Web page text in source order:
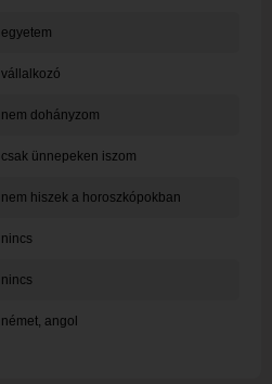
egyetem
vállalkozó
nem dohányzom
csak ünnepeken iszom
nem hiszek a horoszkópokban
nincs
nincs
német, angol